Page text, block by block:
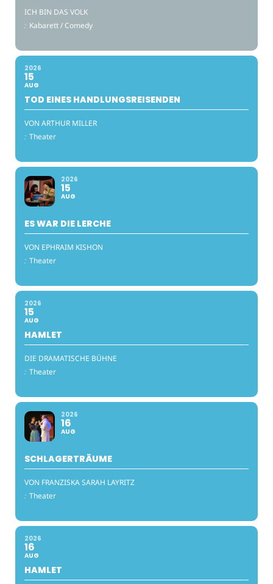
ICH BIN DAS VOLK
: Kabarett / Comedy
2026
15
AUG
TOD EINES HANDLUNGSREISENDEN
VON ARTHUR MILLER
: Theater
2026
15
AUG
ES WAR DIE LERCHE
VON EPHRAIM KISHON
: Theater
2026
15
AUG
HAMLET
DIE DRAMATISCHE BÜHNE
: Theater
2026
16
AUG
SCHLAGERTRÄUME
VON FRANZISKA SARAH LAYRITZ
: Theater
2026
16
AUG
HAMLET